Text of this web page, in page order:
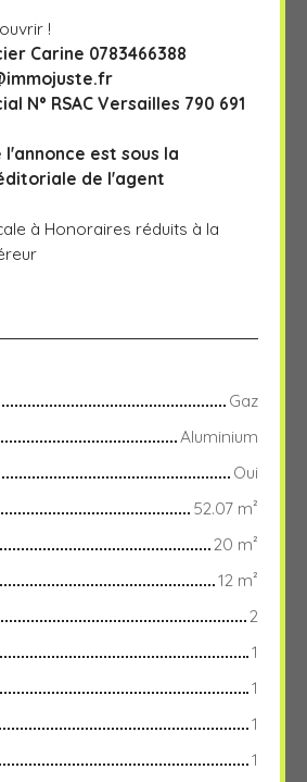
!
Carine 0783466388
N° RSAC Versailles 790 691
est sous la
de l'agent
à Honoraires réduits à la
Gaz
Aluminium
Oui
52.07 m²
20 m²
12 m²
2
1
1
1
1